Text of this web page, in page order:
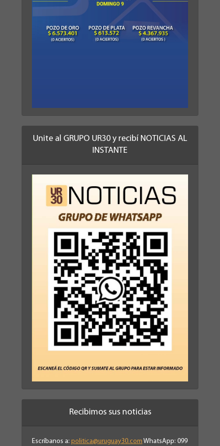
Unite al GRUPO UR30 y recibí NOTICIAS AL
INSTANTE
Recibimos sus noticias
Escríbanos a: politica@uruguay30.com WhatsApp: 099